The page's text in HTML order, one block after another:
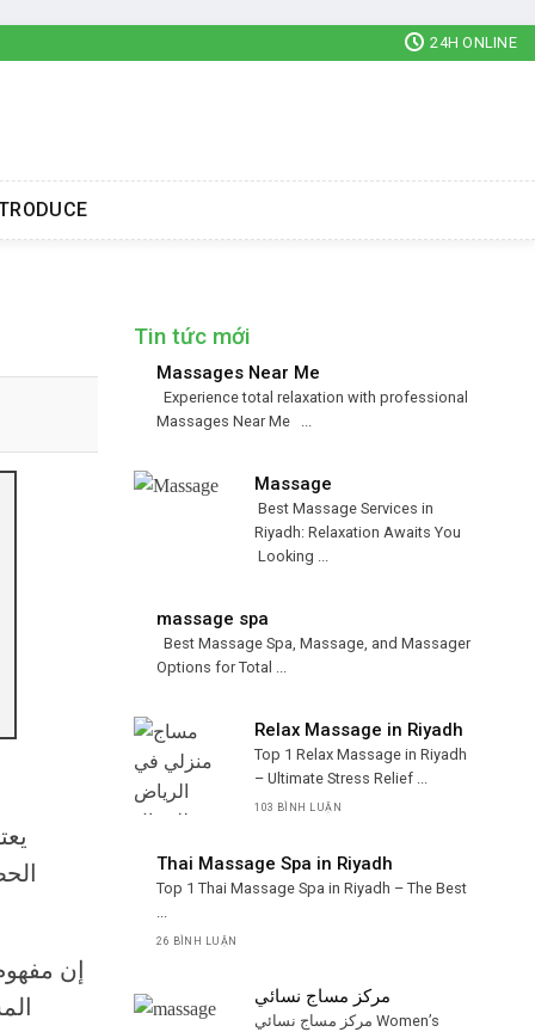
24H ONLINE
إن
Tin tức mới
Massages Near Me
Experience total relaxation with professional
Massages Near Me ...
Massage
Best Massage Services in
Riyadh: Relaxation Awaits You
Looking ...
massage spa
Best Massage Spa, Massage, and Massager
Options for Total ...
Relax Massage in Riyadh
Top 1 Relax Massage in Riyadh
– Ultimate Stress Relief ...
103 BÌNH LUẬN
Thai Massage Spa in Riyadh
Top 1 Thai Massage Spa in Riyadh – The Best
...
26 BÌNH LUẬN
مركز مساج نسائي
مركز مساج نسائي Women’s